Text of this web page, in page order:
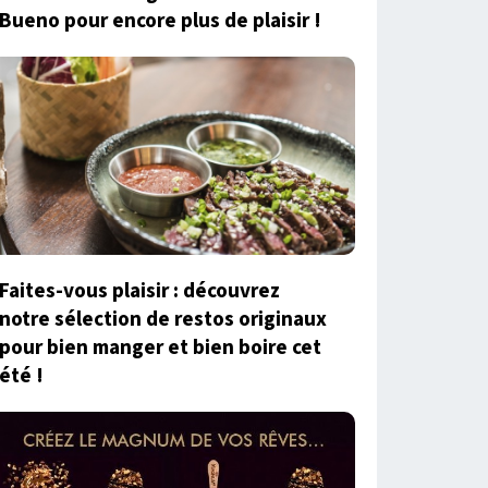
Bueno pour encore plus de plaisir !
Faites-vous plaisir : découvrez
notre sélection de restos originaux
pour bien manger et bien boire cet
été !